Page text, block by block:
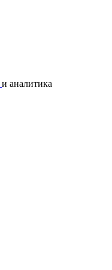
и аналитика